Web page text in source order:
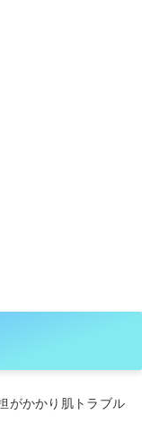
がかかり肌トラブル